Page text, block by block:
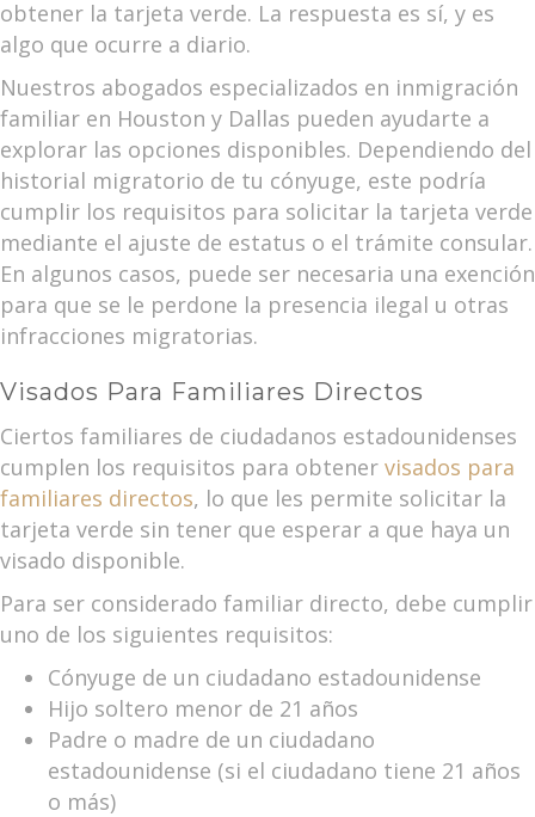
obtener la tarjeta verde. La respuesta es sí, y es
algo que ocurre a diario.
Nuestros abogados especializados en inmigración
familiar en Houston y Dallas pueden ayudarte a
explorar las opciones disponibles. Dependiendo del
historial migratorio de tu cónyuge, este podría
cumplir los requisitos para solicitar la tarjeta verde
mediante el ajuste de estatus o el trámite consular.
En algunos casos, puede ser necesaria una exención
para que se le perdone la presencia ilegal u otras
infracciones migratorias.
Visados Para Familiares Directos
Ciertos familiares de ciudadanos estadounidenses
cumplen los requisitos para obtener visados para
familiares directos, lo que les permite solicitar la
tarjeta verde sin tener que esperar a que haya un
visado disponible.
Para ser considerado familiar directo, debe cumplir
uno de los siguientes requisitos:
Cónyuge de un ciudadano estadounidense
Hijo soltero menor de 21 años
Padre o madre de un ciudadano
estadounidense (si el ciudadano tiene 21 años
o más)